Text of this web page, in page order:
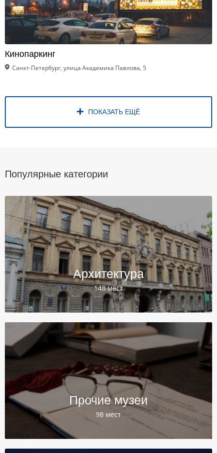
Кинопаркинг
Санкт-Петербург, улица Академика Павлова, 5
ПОКАЗАТЬ ЕЩЁ
Популярные категории
Архитектура
148 мест
Прочие музеи
98 мест